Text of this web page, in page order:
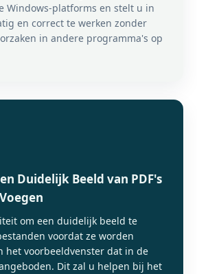
Windows-platforms en stelt u in
en correct te werken zonder
in andere programma's op
Duidelijk Beeld van PDF's
om een ​​duidelijk beeld te
voordat ze worden
het voorbeeldvenster dat in de
Dit zal u helpen bij het